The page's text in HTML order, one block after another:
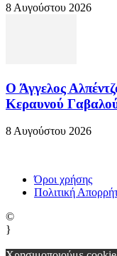
8 Αυγούστου 2026
Ο Άγγελος
Κεραυνού
8 Αυγούστου 2026
Όροι χρήσης
Πολιτική
©
}